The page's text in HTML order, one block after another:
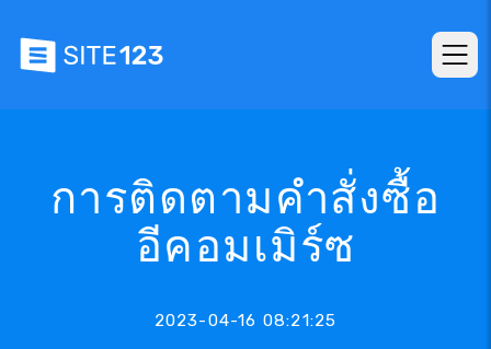
การติดตามคำสั่งซื้อ
อีคอมเมิร์ซ
2023-04-16 08:21:25